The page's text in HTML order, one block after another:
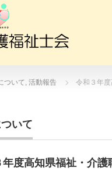
ついて, 活動報告 令和３年
いて
度高知県福祉・介護